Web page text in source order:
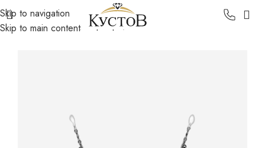
Skip to navigation
Skip to main content
Главная Каталог Серебро Колье